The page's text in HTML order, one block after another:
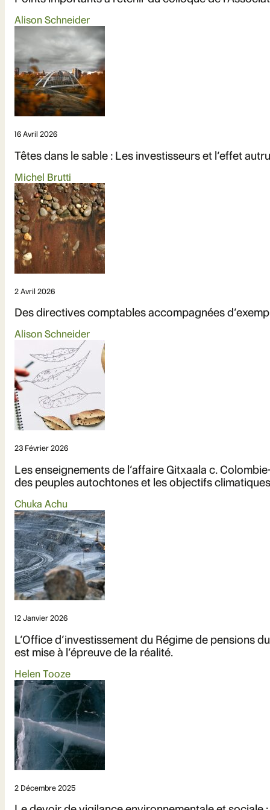
Alison Schneider
16 Avril 2026
Têtes dans le sable : Les investisseurs et l’effet
Michel Brutti
2 Avril 2026
Des directives comptables accompagnées
Alison Schneider
23 Février 2026
Les enseignements de l’affaire Gitxaala c.
des peuples autochtones et les objectifs
Chuka Achu
12 Janvier 2026
L’Office d’investissement du Régime de pensions
est mise à l’épreuve de la réalité.
Helen Tooze
2 Décembre 2025